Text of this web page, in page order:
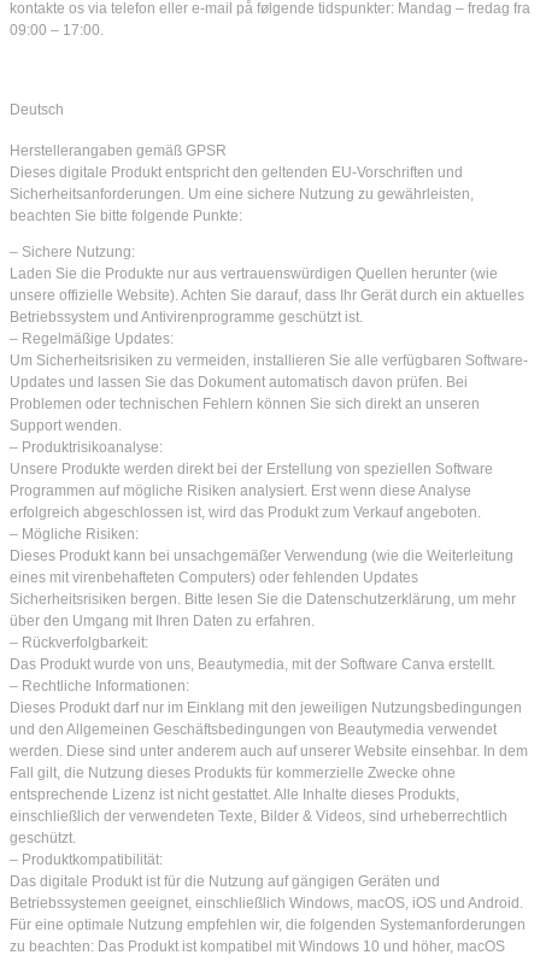
kontakte os via telefon eller e-mail på følgende tidspunkter: Mandag – fredag fra
09:00 – 17:00.
Deutsch
Herstellerangaben gemäß GPSR
Dieses digitale Produkt entspricht den geltenden EU-Vorschriften und
Sicherheitsanforderungen. Um eine sichere Nutzung zu gewährleisten,
beachten Sie bitte folgende Punkte:
– Sichere Nutzung:
Laden Sie die Produkte nur aus vertrauenswürdigen Quellen herunter (wie
unsere offizielle Website). Achten Sie darauf, dass Ihr Gerät durch ein aktuelles
Betriebssystem und Antivirenprogramme geschützt ist.
– Regelmäßige Updates:
Um Sicherheitsrisiken zu vermeiden, installieren Sie alle verfügbaren Software-
Updates und lassen Sie das Dokument automatisch davon prüfen. Bei
Problemen oder technischen Fehlern können Sie sich direkt an unseren
Support wenden.
– Produktrisikoanalyse:
Unsere Produkte werden direkt bei der Erstellung von speziellen Software
Programmen auf mögliche Risiken analysiert. Erst wenn diese Analyse
erfolgreich abgeschlossen ist, wird das Produkt zum Verkauf angeboten.
– Mögliche Risiken:
Dieses Produkt kann bei unsachgemäßer Verwendung (wie die Weiterleitung
eines mit virenbehafteten Computers) oder fehlenden Updates
Sicherheitsrisiken bergen. Bitte lesen Sie die Datenschutzerklärung, um mehr
über den Umgang mit Ihren Daten zu erfahren.
– Rückverfolgbarkeit:
Das Produkt wurde von uns, Beautymedia, mit der Software Canva erstellt.
– Rechtliche Informationen:
Dieses Produkt darf nur im Einklang mit den jeweiligen Nutzungsbedingungen
und den Allgemeinen Geschäftsbedingungen von Beautymedia verwendet
werden. Diese sind unter anderem auch auf unserer Website einsehbar. In dem
Fall gilt, die Nutzung dieses Produkts für kommerzielle Zwecke ohne
entsprechende Lizenz ist nicht gestattet. Alle Inhalte dieses Produkts,
einschließlich der verwendeten Texte, Bilder & Videos, sind urheberrechtlich
geschützt.
– Produktkompatibilität:
Das digitale Produkt ist für die Nutzung auf gängigen Geräten und
Betriebssystemen geeignet, einschließlich Windows, macOS, iOS und Android.
Für eine optimale Nutzung empfehlen wir, die folgenden Systemanforderungen
zu beachten: Das Produkt ist kompatibel mit Windows 10 und höher, macOS